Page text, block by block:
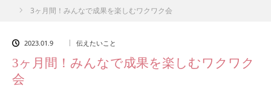
3ヶ月間！みんなで成果を楽しむワクワク会
2023.01.9 伝えたいこと
3ヶ月間！みんなで成果を楽しむワクワク
会